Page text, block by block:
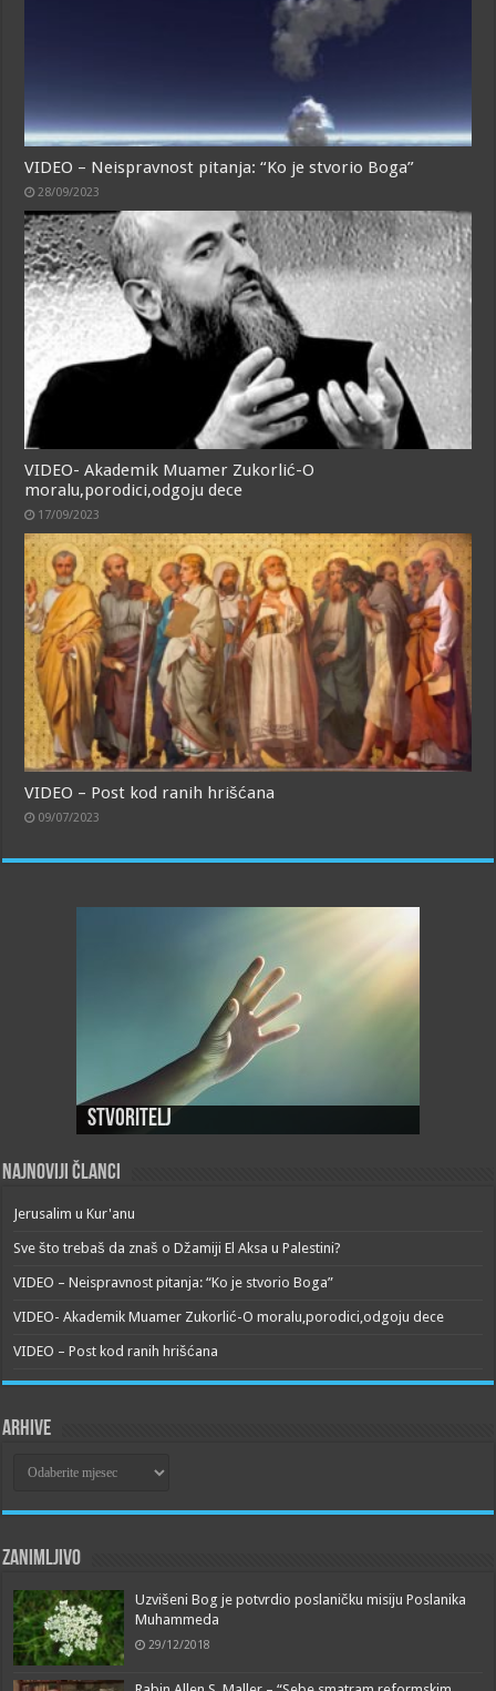
VIDEO – Neispravnost pitanja: “Ko je stvorio Boga”
28/09/2023
VIDEO- Akademik Muamer Zukorlić-O
moralu,porodici,odgoju dece
17/09/2023
VIDEO – Post kod ranih hrišćana
09/07/2023
Stvoritelj
Najnoviji članci
Jerusalim u Kur'anu
Sve što trebaš da znaš o Džamiji El Aksa u Palestini?
VIDEO – Neispravnost pitanja: “Ko je stvorio Boga”
VIDEO- Akademik Muamer Zukorlić-O moralu,porodici,odgoju dece
VIDEO – Post kod ranih hrišćana
Arhive
Zanimljivo
Uzvišeni Bog je potvrdio poslaničku misiju Poslanika
Muhammeda
29/12/2018